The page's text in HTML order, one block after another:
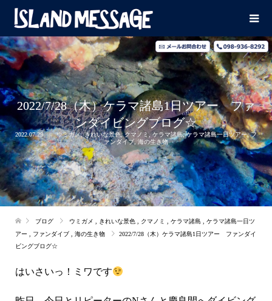
2022/7/28（木）ケラマ諸島1日ツアー ファ
ンダイビングブログ☆
2022.07.29 ウミガメ,きれいな景色,クマノミ ,ケラマ諸島,ケラマ諸島一日ツアー,フ
ァンダイブ,海の生き物
ブログ ウミガメ きれいな景色 クマノミ ケラマ諸島
ケラマ諸島一日ツ
アー
ファンダイブ 海の生き物
2022/7/28（木）ケラマ諸島1日ツアー ファンダイ
ビングブログ☆
はいさいっ！ ミワです